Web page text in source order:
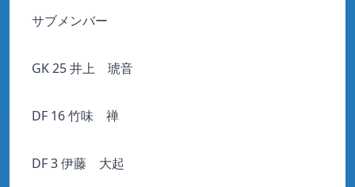
サブメンバー
GK 25 井上 琥音
DF 16 竹味 禅
DF 3 伊藤 大起